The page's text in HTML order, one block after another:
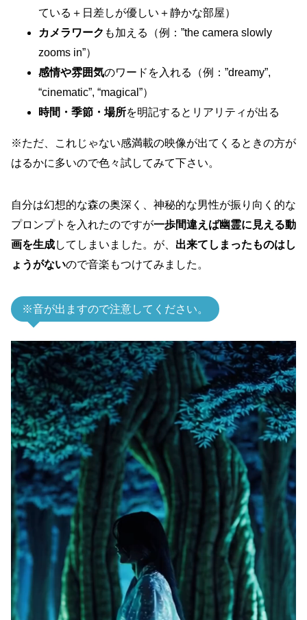
ている＋日差しが優しい＋静かな部屋）
カメラワーク も加える（例：”the camera slowly
zooms in”）
感情や雰囲気のワードを入れる（例：”dreamy”,
“cinematic”, “magical”）
時間・季節・場所を明記するとリアリティが出る
※ただ、これじゃない感満載の映像が出てくるときの方が
はるかに多いので色々試してみて下さい。
自分は幻想的な森の奥深く、神秘的な男性が振り向く的な
プロンプトを入れたのですが一歩間違えば幽霊に見える動
画を生成してしまいました。が、 出来てしまったものはし
ょうがないので音楽もつけてみました。
※音が出ますので注意してください。